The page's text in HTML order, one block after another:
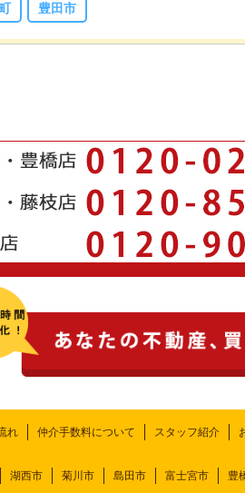
豊田市
れ 仲介手数料について スタッフ紹介
湖西市 菊川市 島田市 富士宮市 豊